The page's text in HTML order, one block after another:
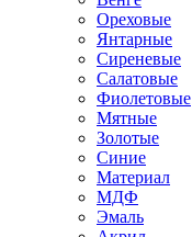
Ореховые
Янтарные
Сиреневые
Салатовые
Фиолетовые
Мятные
Золотые
Синие
Материал
МДФ
Эмаль